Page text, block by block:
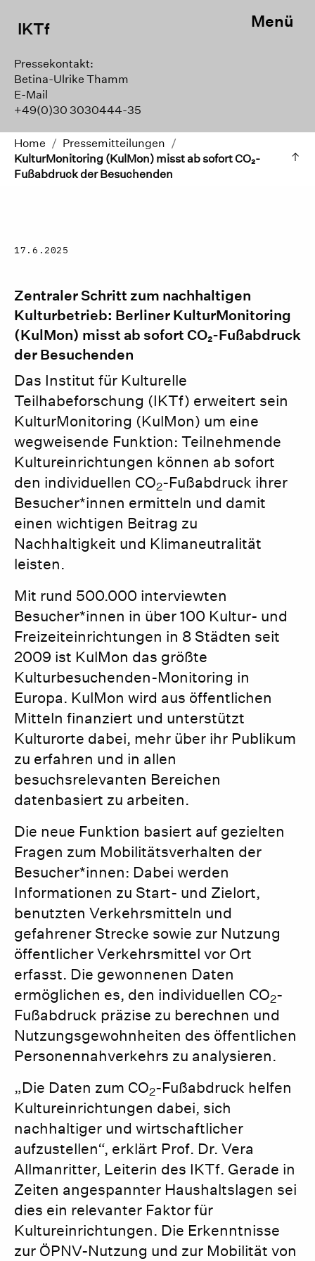
IKTf Menü
Pressekontakt:
Betina-Ulrike Thamm
E-Mail
+49(0)30 3030444-35
Home / Pressemitteilungen /
KulturMonitoring (KulMon) misst ab sofort CO₂-
Fußabdruck der Besuchenden
17.6.2025
Zentraler Schritt zum nachhaltigen
Kulturbetrieb: Berliner KulturMonitoring
(KulMon) misst ab sofort CO₂-Fußabdruck
der Besuchenden
Das Institut für Kulturelle
Teilhabeforschung (IKTf) erweitert sein
KulturMonitoring (KulMon) um eine
wegweisende Funktion: Teilnehmende
Kultureinrichtungen können ab sofort
den individuellen CO2-Fußabdruck ihrer
Besucher*innen ermitteln und damit
einen wichtigen Beitrag zu
Nachhaltigkeit und Klimaneutralität
leisten.
Mit rund 500.000 interviewten
Besucher*innen in über 100 Kultur- und
Freizeiteinrichtungen in 8 Städten seit
2009 ist KulMon das größte
Kulturbesuchenden-Monitoring in
Europa. KulMon wird aus öffentlichen
Mitteln finanziert und unterstützt
Kulturorte dabei, mehr über ihr Publikum
zu erfahren und in allen
besuchsrelevanten Bereichen
datenbasiert zu arbeiten.
Die neue Funktion basiert auf gezielten
Fragen zum Mobilitätsverhalten der
Besucher*innen: Dabei werden
Informationen zu Start- und Zielort,
benutzten Verkehrsmitteln und
gefahrener Strecke sowie zur Nutzung
öffentlicher Verkehrsmittel vor Ort
erfasst. Die gewonnenen Daten
ermöglichen es, den individuellen CO2-
Fußabdruck präzise zu berechnen und
Nutzungsgewohnheiten des öffentlichen
Personennahverkehrs zu analysieren.
„Die Daten zum CO2-Fußabdruck helfen
Kultureinrichtungen dabei, sich
nachhaltiger und wirtschaftlicher
aufzustellen“, erklärt Prof. Dr. Vera
Allmanritter, Leiterin des IKTf. Gerade in
Zeiten angespannter Haushaltslagen sei
dies ein relevanter Faktor für
Kultureinrichtungen. Die Erkenntnisse
zur ÖPNV-Nutzung und zur Mobilität von